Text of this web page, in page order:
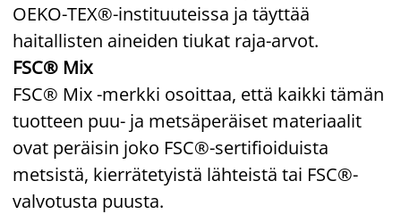
OEKO-TEX®-instituuteissa ja täyttää
haitallisten aineiden tiukat raja-arvot.
FSC® Mix
FSC® Mix -merkki osoittaa, että kaikki tämän
tuotteen puu- ja metsäperäiset materiaalit
ovat peräisin joko FSC®-sertifioiduista
metsistä, kierrätetyistä lähteistä tai FSC®-
valvotusta puusta.